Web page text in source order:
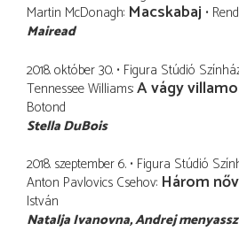
Martin McDonagh Macskabaj
Mairead
2018. október 30. Figura Stúdió
Tennessee Williams A vágy
Botond
Stella DuBois
2018. szeptember 6. Figura Stúdió
Anton Pavlovics Csehov Három
István
Natalja Ivanovna Andrej